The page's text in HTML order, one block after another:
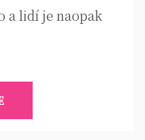
a lidí je naopak